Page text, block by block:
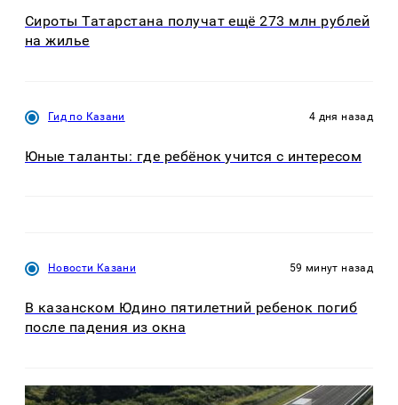
Сироты Татарстана получат ещё 273 млн рублей
на жилье
Гид по Казани 4 дня назад
Юные таланты: где ребёнок учится с интересом
Новости Казани 59 минут назад
В казанском Юдино пятилетний ребенок погиб
после падения из окна